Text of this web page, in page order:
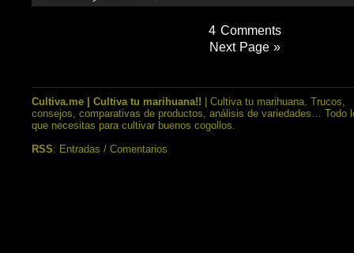
4 Comments
Next Page »
Cultiva.me | Cultiva tu marihuana!! | Cultiva tu marihuana. Trucos,
consejos, comparativas de productos, análisis de variedades… Todo
que necesitas para cultivar buenos cogollos.
RSS: Entradas / Comentarios